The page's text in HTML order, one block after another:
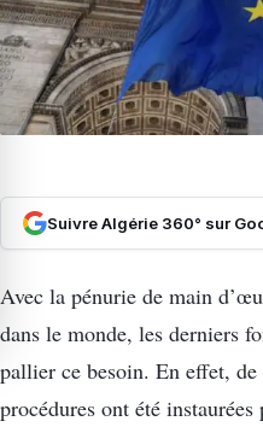
Suivre Algérie 360° sur
Avec la pénurie de main
dans le monde, les derniers
pallier ce besoin. En effet,
procédures ont été